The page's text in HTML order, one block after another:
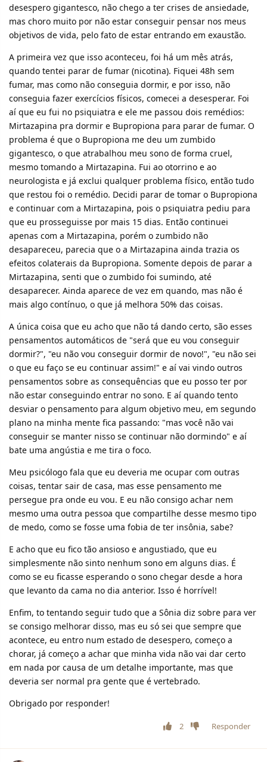
desespero gigantesco, não chego a ter crises de ansiedade,
mas choro muito por não estar conseguir pensar nos meus
objetivos de vida, pelo fato de estar entrando em exaustão.
A primeira vez que isso aconteceu, foi há um mês atrás,
quando tentei parar de fumar (nicotina). Fiquei 48h sem
fumar, mas como não conseguia dormir, e por isso, não
conseguia fazer exercícios físicos, comecei a desesperar. Foi
aí que eu fui no psiquiatra e ele me passou dois remédios:
Mirtazapina pra dormir e Bupropiona para parar de fumar. O
problema é que o Bupropiona me deu um zumbido
gigantesco, o que atrabalhou meu sono de forma cruel,
mesmo tomando a Mirtazapina. Fui ao otorrino e ao
neurologista e já exclui qualquer problema físico, então tudo
que restou foi o remédio. Decidi parar de tomar o Bupropiona
e continuar com a Mirtazapina, pois o psiquiatra pediu para
que eu prosseguisse por mais 15 dias. Então continuei
apenas com a Mirtazapina, porém o zumbido não
desapareceu, parecia que o a Mirtazapina ainda trazia os
efeitos colaterais da Bupropiona. Somente depois de parar a
Mirtazapina, senti que o zumbido foi sumindo, até
desaparecer. Ainda aparece de vez em quando, mas não é
mais algo contínuo, o que já melhora 50% das coisas.
A única coisa que eu acho que não tá dando certo, são esses
pensamentos automáticos de "será que eu vou conseguir
dormir?", "eu não vou conseguir dormir de novo!", "eu não sei
o que eu faço se eu continuar assim!" e aí vai vindo outros
pensamentos sobre as consequências que eu posso ter por
não estar conseguindo entrar no sono. E aí quando tento
desviar o pensamento para algum objetivo meu, em segundo
plano na minha mente fica passando: "mas você não vai
conseguir se manter nisso se continuar não dormindo" e aí
bate uma angústia e me tira o foco.
Meu psicólogo fala que eu deveria me ocupar com outras
coisas, tentar sair de casa, mas esse pensamento me
persegue pra onde eu vou. E eu não consigo achar nem
mesmo uma outra pessoa que compartilhe desse mesmo tipo
de medo, como se fosse uma fobia de ter insônia, sabe?
E acho que eu fico tão ansioso e angustiado, que eu
simplesmente não sinto nenhum sono em alguns dias. É
como se eu ficasse esperando o sono chegar desde a hora
que levanto da cama no dia anterior. Isso é horrível!
Enfim, to tentando seguir tudo que a Sônia diz sobre para ver
se consigo melhorar disso, mas eu só sei que sempre que
acontece, eu entro num estado de desespero, começo a
chorar, já começo a achar que minha vida não vai dar certo
em nada por causa de um detalhe importante, mas que
deveria ser normal pra gente que é vertebrado.
Obrigado por responder!
2 Responder